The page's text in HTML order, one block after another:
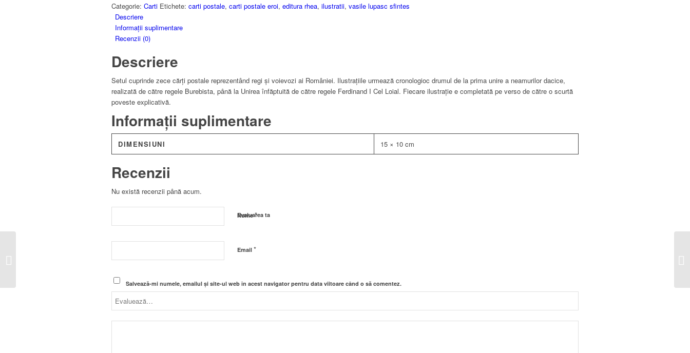
Categorie: Carti Etichete: carti postale, carti postale eroi, editura rhea, ilustratii, vasile lupasc sfintes
Descriere
Informații suplimentare
Recenzii (0)
Descriere
Setul cuprinde zece cărți postale reprezentând regi și voievozi ai României. Ilustrațiile urmează cronologioc drumul de la prima unire a neamurilor dacice,
realizată de către regele Burebista, până la Unirea înfăptuită de către regele Ferdinand I Cel Loial. Fiecare ilustrație e completată pe verso de către o scurtă
poveste explicativă.
Informații suplimentare
DIMENSIUNI 15 × 10 cm
Recenzii
Nu există recenzii până acum.
Nume*
Email *
Salvează-mi numele, emailul și site-ul web în acest navigator pentru data viitoare când o să comentez.
Evaluarea ta